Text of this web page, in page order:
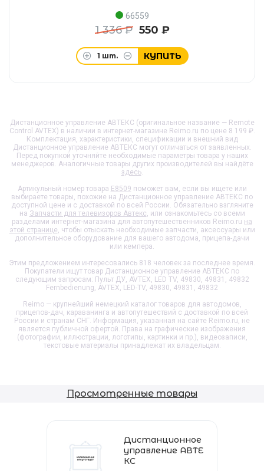
66559
1 336 ₽ 550 ₽
1 шт. КУПИТЬ
Дистанционное управление АВТЕКС (оригинальное название — Remote
Control AVTEX) в наличии в интернет-магазине Reimo.ru по цене 8 199 ₽.
Комплектация, характеристики, спецификации и внешний вид
Дистанционное управление АВТЕКС могут отличаться от заявленных.
Перед покупкой уточняйте необходимые параметры товара у наших
менеджеров. Аналогичные товары других производителей вы найдёте
здесь.
Артикульный номер товара E8509 поможет вам, если вы ищете или
выбираете товары, похожие на Дистанционное управление АВТЕКС по
доступной цене и с доставкой по всей России. Обязательно взгляните
на Запчасти для телевизоров Автекс , или ознакомьтесь со всеми
разделами интернет-магазина для автопутешественников Reimo.ru на
этой странице , чтобы отыскать необходимые запчасти, аксессуары или
дополнительное оборудование для вашего автодома, прицепа-дачи
или кемпера.
Этим предложением интересовались 818 человек за последнее время.
Покупатели ищут товар Дистанционное управление АВТЕКС по
следующим запросам: Пульт ДУ, AVTEX, LED TV, 49830, 49831, 49832
Fernbedienung, AVTEX, LED-TV, 49830, 49831, 49832
Reimo — крупнейший немецкий каталог товаров для автодомов,
прицепов-дач, караванинга и автопутешествий с доставкой по всей
России и странам СНГ. Информация, указанная на сайте Reimo.ru, не
является публичной офертой. Права на графические изображения
(фотографии, иллюстрации, логотипы, картинки и пр.), видеозаписи,
текстовые материалы принадлежат их владельцам.
Просмотренные товары
Дистанционное
управление АВТЕ
КС